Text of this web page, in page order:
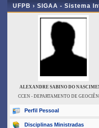
UFPB › SIGAA - Sistema
ALEXANDRE SABINO DO
CCEN - DEPARTAMENTO DE
Perfil Pessoal
Disciplinas Ministradas